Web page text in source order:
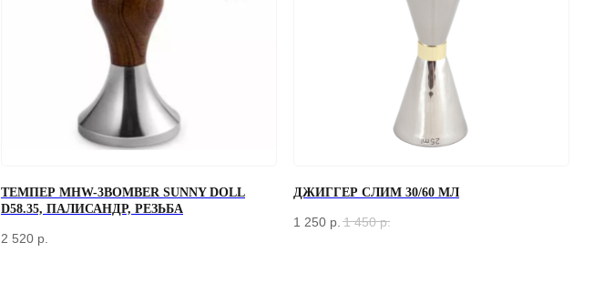
ТЕМПЕР MHW-3BOMBER SUNNY DOLL
D58.35, ПАЛИСАНДР, РЕЗЬБА
2 520 р.
ДЖИГГЕР СЛИМ 30/60 МЛ
1 250 р. 1 450 р.